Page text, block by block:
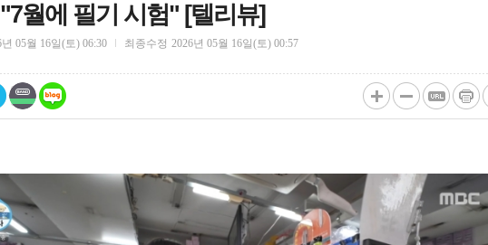
즐겨찾기
월에 필기 시험" [텔리뷰]
년 05월 16일(토) 06:30 최종수정 2026년 05월 16일(토) 00:57
0